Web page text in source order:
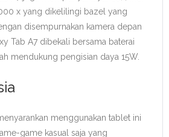
x yang dikelilingi bazel yang
disempurnakan kamera depan
Tab A7 dibekali bersama baterai
mendukung pengisian daya 15W.
menggunakan tablet ini
game kasual saja yang